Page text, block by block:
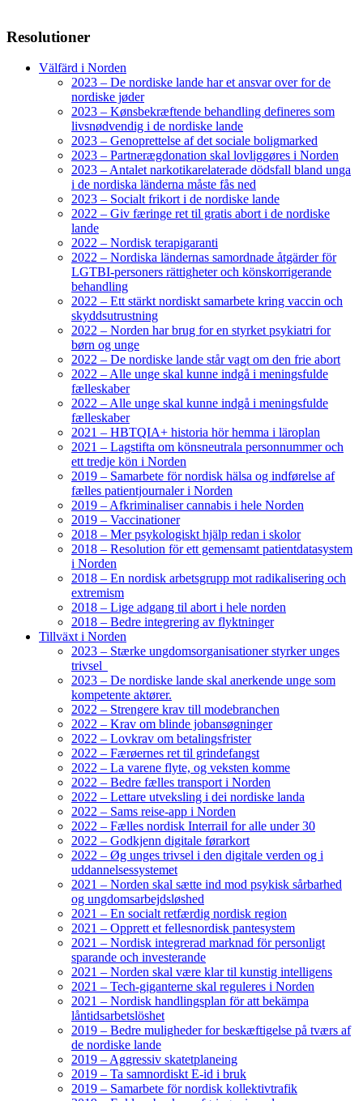
Resolutioner
Välfärd i Norden
2023 – De nordiske lande har et ansvar over for de
nordiske jøder
2023 – Kønsbekræftende behandling defineres som
livsnødvendig i de nordiske lande
2023 – Genoprettelse af det sociale boligmarked
2023 – Partnerægdonation skal lovliggøres i Norden
2023 – Antalet narkotikarelaterade dödsfall bland unga
i de nordiska länderna måste fås ned
2023 – Socialt frikort i de nordiske lande
2022 – Giv færinge ret til gratis abort i de nordiske
lande
2022 – Nordisk terapigaranti
2022 – Nordiska ländernas samordnade åtgärder för
LGTBI-personers rättigheter och könskorrigerande
behandling
2022 – Ett stärkt nordiskt samarbete kring vaccin och
skyddsutrustning
2022 – Norden har brug for en styrket psykiatri for
børn og unge
2022 – De nordiske lande står vagt om den frie abort
2022 – Alle unge skal kunne indgå i meningsfulde
fælleskaber
2022 – Alle unge skal kunne indgå i meningsfulde
fælleskaber
2021 – HBTQIA+ historia hör hemma i läroplan
2021 – Lagstifta om könsneutrala personnummer och
ett tredje kön i Norden
2019 – Samarbete för nordisk hälsa og indførelse af
fælles patientjournaler i Norden
2019 – Afkriminaliser cannabis i hele Norden
2019 – Vaccinationer
2018 – Mer psykologiskt hjälp redan i skolor
2018 – Resolution för ett gemensamt patientdatasystem
i Norden
2018 – En nordisk arbetsgrupp mot radikalisering och
extremism
2018 – Lige adgang til abort i hele norden
2018 – Bedre integrering av flyktninger
Tillväxt i Norden
2023 – Stærke ungdomsorganisationer styrker unges
trivsel
2023 – De nordiske lande skal anerkende unge som
kompetente aktører.
2022 – Strengere krav till modebranchen
2022 – Krav om blinde jobansøgninger
2022 – Lovkrav om betalingsfrister
2022 – Færøernes ret til grindefangst
2022 – La varene flyte, og veksten komme
2022 – Bedre fælles transport i Norden
2022 – Lettare utveksling i dei nordiske landa
2022 – Sams reise-app i Norden
2022 – Fælles nordisk Interrail for alle under 30
2022 – Godkjenn digitale førarkort
2022 – Øg unges trivsel i den digitale verden og i
uddannelsessystemet
2021 – Norden skal sætte ind mod psykisk sårbarhed
og ungdomsarbejdsløshed
2021 – En socialt retfærdig nordisk region
2021 – Opprett et fellesnordisk pantesystem
2021 – Nordisk integrerad marknad för personligt
sparande och investerande
2021 – Norden skal være klar til kunstig intelligens
2021 – Tech-giganterne skal reguleres i Norden
2021 – Nordisk handlingsplan för att bekämpa
låntidsarbetslöshet
2019 – Bedre muligheder for beskæftigelse på tværs af
de nordiske lande
2019 – Aggressiv skatetplaneing
2019 – Ta samnordiskt E-id i bruk
2019 – Samarbete för nordisk kollektivtrafik